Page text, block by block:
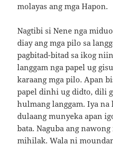
molayas ang mga Hapon.
Nagtibi si Nene nga
diay ang mga pilo sa
pagbitad-bitad sa ikog
langgam nga papel ug
karaang mga pilo. Apan
papel dinhi ug didto, dili
hulmang langgam. Iya
dulaang munyeka apan
bata. Naguba ang
mihilak. Wala ni